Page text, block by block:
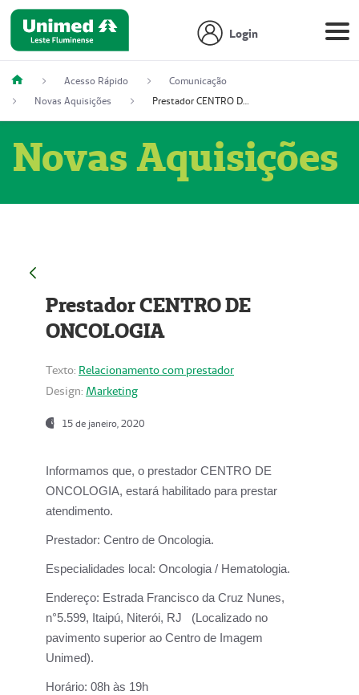
Login
Acesso Rápido
Comunicação
Novas Aquisições
Prestador CENTRO DE ONCOLOGIA
Novas Aquisições
Prestador CENTRO DE
ONCOLOGIA
Texto: Relacionamento com prestador
Design: Marketing
15 de janeiro, 2020
Informamos que, o prestador CENTRO DE
ONCOLOGIA, estará habilitado para prestar
atendimento.
Prestador: Centro de Oncologia.
Especialidades local: Oncologia / Hematologia.
Endereço: Estrada Francisco da Cruz Nunes,
n°5.599, Itaipú, Niterói, RJ (Localizado no
pavimento superior ao Centro de Imagem
Unimed).
Horário: 08h às 19h